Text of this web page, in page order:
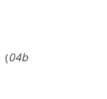
(04b